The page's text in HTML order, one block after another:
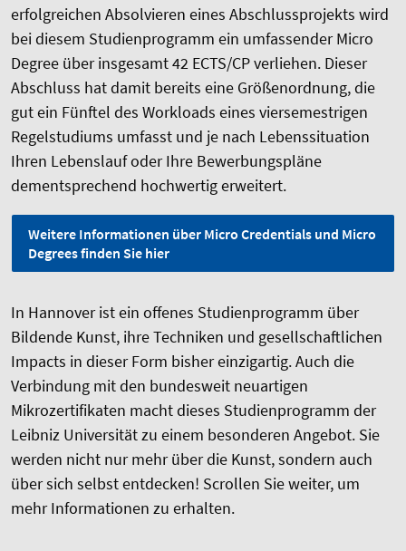
erfolgreichen Absolvieren eines Abschlussprojekts wird
bei diesem Studienprogramm ein umfassender Micro
Degree über insgesamt 42 ECTS/CP verliehen. Dieser
Abschluss hat damit bereits eine Größenordnung, die
gut ein Fünftel des Workloads eines viersemestrigen
Regelstudiums umfasst und je nach Lebenssituation
Ihren Lebenslauf oder Ihre Bewerbungspläne
dementsprechend hochwertig erweitert.
Weitere Informationen über Micro Credentials und Micro
Degrees finden Sie hier
In Hannover ist ein offenes Studienprogramm über
Bildende Kunst, ihre Techniken und gesellschaftlichen
Impacts in dieser Form bisher einzigartig. Auch die
Verbindung mit den bundesweit neuartigen
Mikrozertifikaten macht dieses Studienprogramm der
Leibniz Universität zu einem besonderen Angebot. Sie
werden nicht nur mehr über die Kunst, sondern auch
über sich selbst entdecken! Scrollen Sie weiter, um
mehr Informationen zu erhalten.